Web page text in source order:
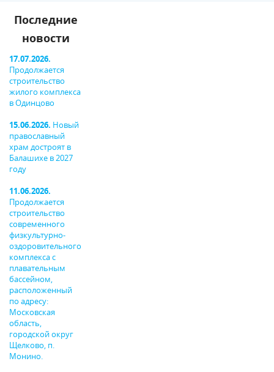
Последние
новости
17.07.2026.
Продолжается
строительство
жилого комплекса
в Одинцово
15.06.2026. Новый
православный
храм достроят в
Балашихе в 2027
году
11.06.2026.
Продолжается
строительство
современного
физкультурно-
оздоровительного
комплекса с
плавательным
бассейном,
расположенный
по адресу:
Московская
область,
городской округ
Щелково, п.
Монино.